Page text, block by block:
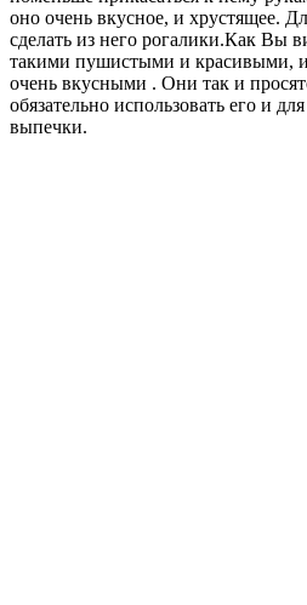
оно очень вкусное, и хрустящее.
сделать из него рогалики.Как Вы
такими пушистыми и красивыми, и
очень вкусными . Они так и
обязательно использовать его и
выпечки.